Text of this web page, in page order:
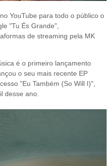
YouTube para todo o público o
"Tu És Grande",
de streaming pela MK
é o primeiro lançamento
o seu mais recente EP
"Eu Também (So Will I)",
desse ano.